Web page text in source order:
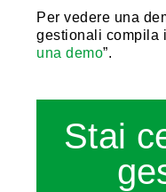
Per vedere una
gestionali compila
una demo”.
Stai